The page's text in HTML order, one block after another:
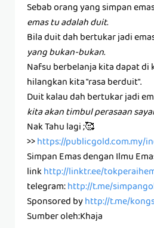
Sebab orang yang simpan
emas tu adalah duit.
Bila duit dah bertukar jadi
yang bukan-bukan.
Nafsu berbelanja kita dapat di
hilangkan kita "rasa berduit".
Duit kalau dah bertukar jadi
kita akan timbul perasaan
Nak Tahu lagi ;🥰
>>https://publicgold.com.my/
Simpan Emas dengan Ilmu
linkhttp://linktr.ee/
telegram:http://t.me/
Sponsored byhttp://t.me/
Sumber oleh:Khaja